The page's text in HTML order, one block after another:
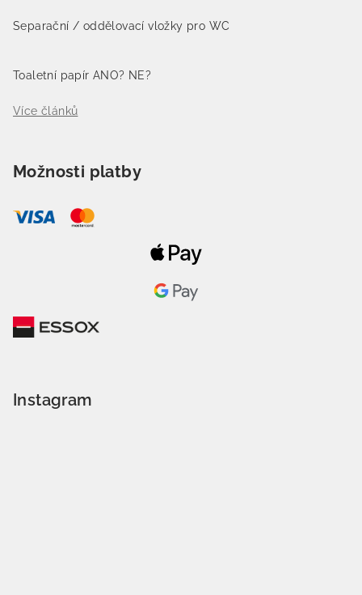
Separační / oddělovací vložky pro WC
Toaletní papír ANO? NE?
Více článků
Možnosti platby
Instagram